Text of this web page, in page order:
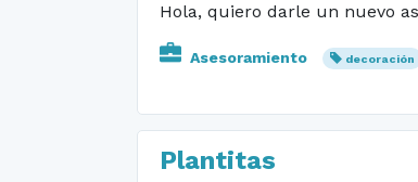
Hola, quiero darle un nuevo
Asesoramiento decoración
Plantitas